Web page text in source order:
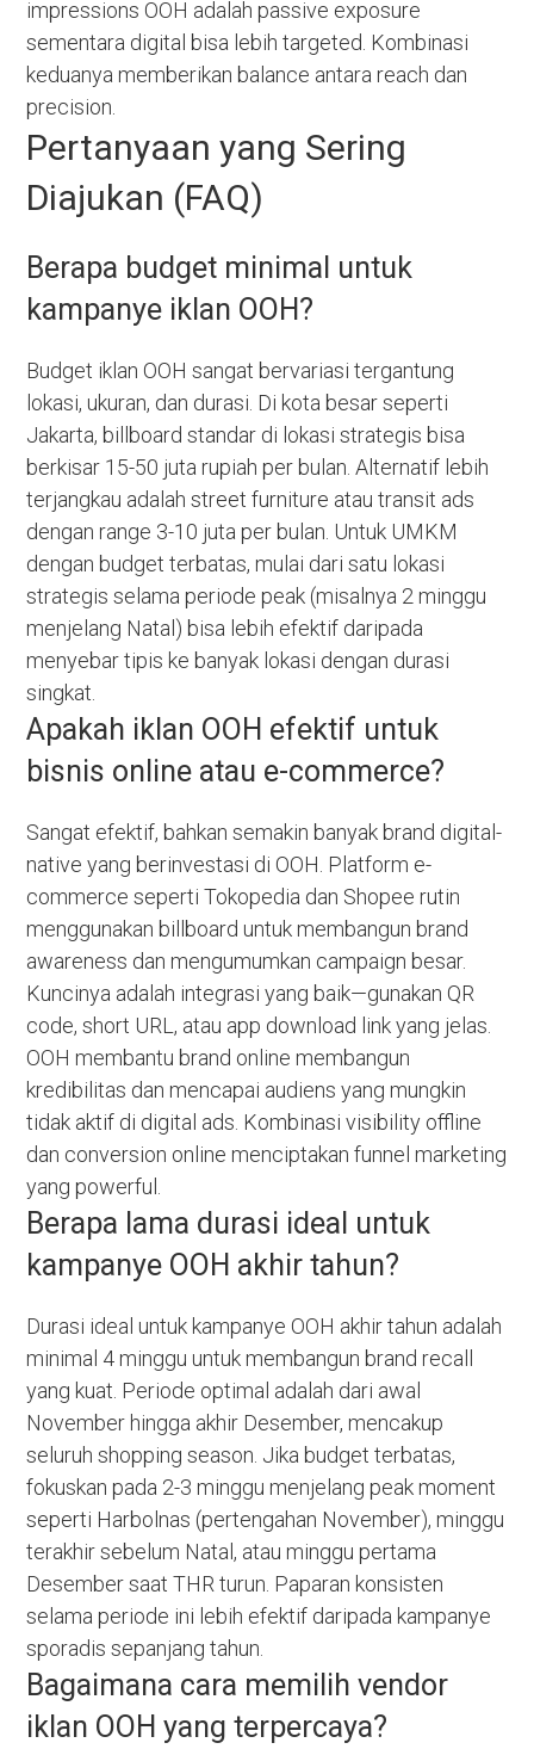
impressions OOH adalah passive exposure
sementara digital bisa lebih targeted. Kombinasi
keduanya memberikan balance antara reach dan
precision.
Pertanyaan yang Sering
Diajukan (FAQ)
Berapa budget minimal untuk
kampanye iklan OOH?
Budget iklan OOH sangat bervariasi tergantung
lokasi, ukuran, dan durasi. Di kota besar seperti
Jakarta, billboard standar di lokasi strategis bisa
berkisar 15-50 juta rupiah per bulan. Alternatif lebih
terjangkau adalah street furniture atau transit ads
dengan range 3-10 juta per bulan. Untuk UMKM
dengan budget terbatas, mulai dari satu lokasi
strategis selama periode peak (misalnya 2 minggu
menjelang Natal) bisa lebih efektif daripada
menyebar tipis ke banyak lokasi dengan durasi
singkat.
Apakah iklan OOH efektif untuk
bisnis online atau e-commerce?
Sangat efektif, bahkan semakin banyak brand digital-
native yang berinvestasi di OOH. Platform e-
commerce seperti Tokopedia dan Shopee rutin
menggunakan billboard untuk membangun brand
awareness dan mengumumkan campaign besar.
Kuncinya adalah integrasi yang baik—gunakan QR
code, short URL, atau app download link yang jelas.
OOH membantu brand online membangun
kredibilitas dan mencapai audiens yang mungkin
tidak aktif di digital ads. Kombinasi visibility offline
dan conversion online menciptakan funnel marketing
yang powerful.
Berapa lama durasi ideal untuk
kampanye OOH akhir tahun?
Durasi ideal untuk kampanye OOH akhir tahun adalah
minimal 4 minggu untuk membangun brand recall
yang kuat. Periode optimal adalah dari awal
November hingga akhir Desember, mencakup
seluruh shopping season. Jika budget terbatas,
fokuskan pada 2-3 minggu menjelang peak moment
seperti Harbolnas (pertengahan November), minggu
terakhir sebelum Natal, atau minggu pertama
Desember saat THR turun. Paparan konsisten
selama periode ini lebih efektif daripada kampanye
sporadis sepanjang tahun.
Bagaimana cara memilih vendor
iklan OOH yang terpercaya?